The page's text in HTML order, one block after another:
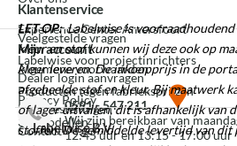
LET OP:Labelwise is
kleur en stof kunnen wij deze ook op
kleur leveren. De inkoopprijs in de
afgebeelde stof en kleur. Bij maatwerk
of lager uitvallen, dit is afhankelijk van
stoffen. De gemiddelde levertijd van dit
Experience Center Amersfoort
Labelwise voor projectinrichters
Producten tegen fabrieksprijzen
3D modellen
Klantenservice
Veelgestelde vragen
Algemene voorwaarden
Privacy Policy
Contact
Mijn account
Dealer login aanvragen
Mijn bestellingen
0591 - 547 211
Wij zijn bereikbaar van
12:45 uur en 13:15 - 17:00 uur
Labelwise B.V.